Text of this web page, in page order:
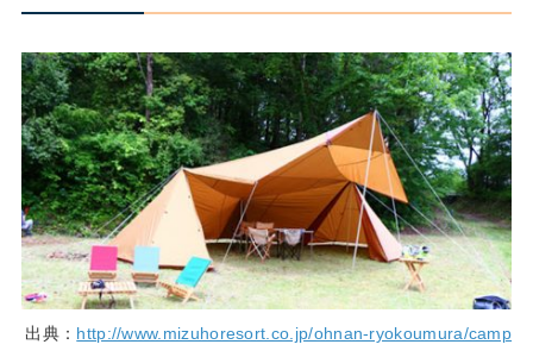
出典： http://www.mizuhoresort.co.jp/ohnan-ryokoumura/camp